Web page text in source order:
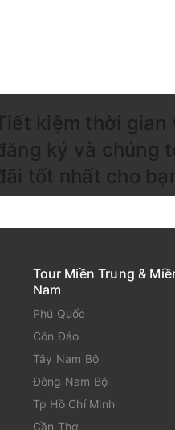
Tiết kiệm thời
ký và chúng
tốt nhất cho
Tour Miền Trung &
Nam
Phú Quốc
Côn Đảo
Tây Nam Bộ
Đông Nam Bộ
Tp Hồ Chí Minh
Cần Thơ